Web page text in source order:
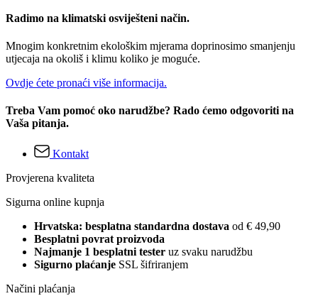
Radimo na klimatski osviješteni način.
Mnogim konkretnim ekološkim mjerama doprinosimo smanjenju
utjecaja na okoliš i klimu koliko je moguće.
Ovdje ćete pronaći više informacija.
Treba Vam pomoć oko narudžbe? Rado ćemo odgovoriti na
Vaša pitanja.
Kontakt
Provjerena kvaliteta
Sigurna online kupnja
Hrvatska: besplatna standardna dostava od € 49,90
Besplatni povrat proizvoda
Najmanje 1 besplatni tester uz svaku narudžbu
Sigurno plaćanje SSL šifriranjem
Načini plaćanja